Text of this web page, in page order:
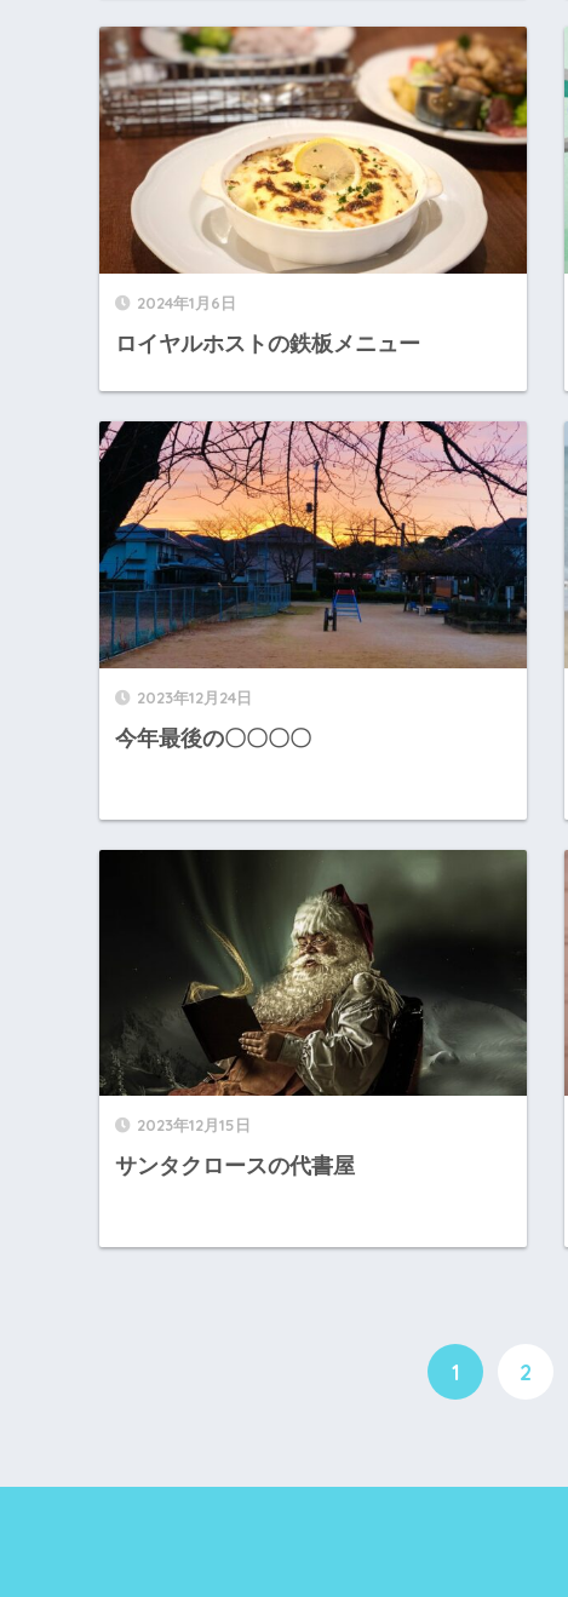
2024年1月6日
ロイヤルホストの鉄板メニュー
2023年12月24日
今年最後の〇〇〇〇
2023年12月15日
サンタクロースの代書屋
1 2